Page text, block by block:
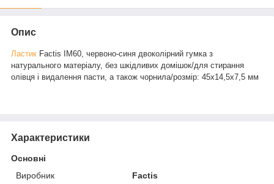
Опис
Ластик Factis IM60, червоно-синя двоколірний гумка з
натурального матеріалу, без шкідливих домішок/для стирання
олівця і видалення пасти, а також чорнила/розмір: 45х14,5х7,5 мм
Характеристики
Основні
Виробник
Factis